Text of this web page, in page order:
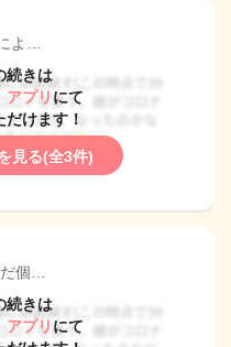
よ…
続きは
アプリ にて
だけます！
見る(全3件)
個…
続きは
アプリ にて